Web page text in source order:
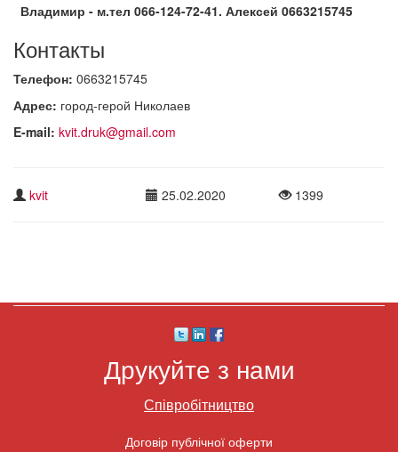
Владимир - м.тел 066-124-72-41. Алексей 0663215745
Контакты
Телефон: 0663215745
Адрес: город-герой Николаев
E-mail: kvit.druk@gmail.com
kvit 25.02.2020 1399
Друкуйте з нами
Співробітництво
Договір публічної оферти